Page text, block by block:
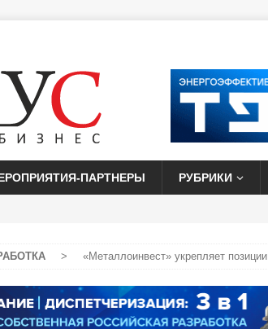
ПАРТНЕРЫ РУБРИКИ
> «Металлоинвест» укрепляет позиции